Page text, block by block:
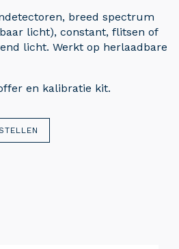
breed spectrum
licht), constant, flitsen of
licht. Werkt op herlaadbare
en kalibratie kit.